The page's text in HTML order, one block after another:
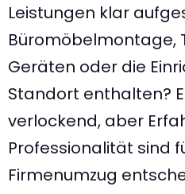
Leistungen klar
Büromöbelmontage,
Geräten oder die
Standort enthalten?
verlockend, aber
Professionalität sind
Firmenumzug